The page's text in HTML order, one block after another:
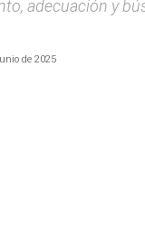
adecuación y
de 2025